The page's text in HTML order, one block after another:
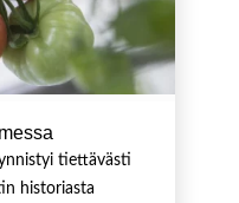
tiettävästi
historiasta